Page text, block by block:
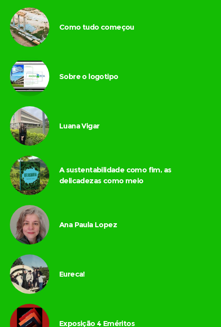
Como tudo começou
Sobre o logotipo
Luana Vigar
A sustentabilidade como fim, as
delicadezas como meio
Ana Paula Lopez
Eureca!
Exposição 4 Eméritos